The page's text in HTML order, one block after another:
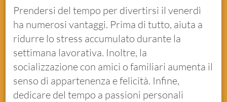
Prendersi del tempo per divertirsi il venerdì
ha numerosi vantaggi. Prima di tutto, aiuta a
ridurre lo stress accumulato durante la
settimana lavorativa. Inoltre, la
socializzazione con amici o familiari aumenta il
senso di appartenenza e felicità. Infine,
dedicare del tempo a passioni personali